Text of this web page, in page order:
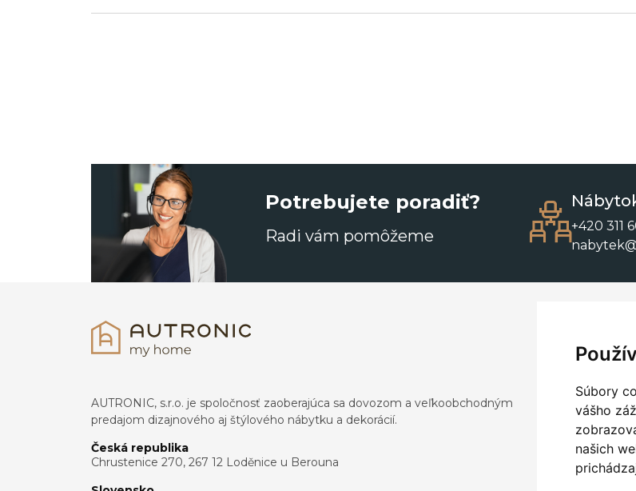
Súbory
vášho
našich
Potrebujete poradiť?
Radi vám pomôžeme
+420 311
AUTRONIC, s.r.o. je spoločnosť zaoberajúca sa dovozom a veľkoobchodným
predajom dizajnového aj štýlového nábytku a dekorácií.
Česká republika
Chrustenice 270, 267 12 Loděnice u Berouna